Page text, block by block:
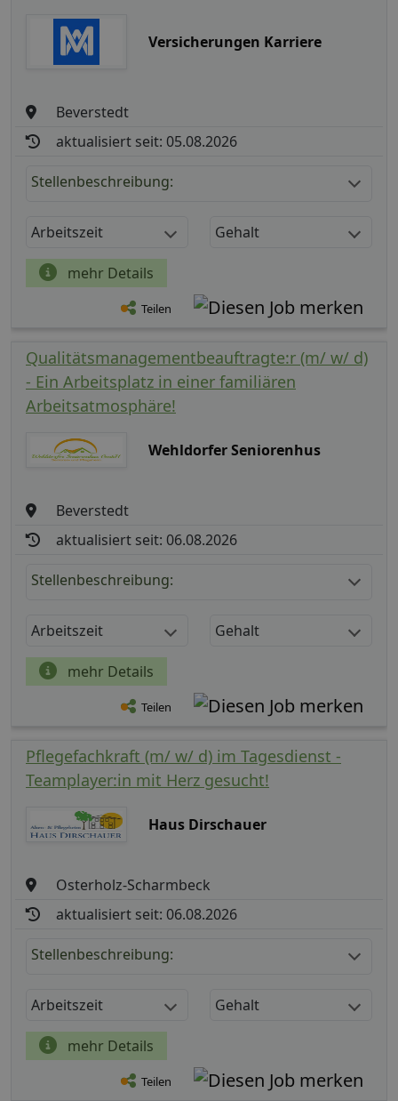
Versicherungen Karriere
Beverstedt
aktualisiert seit: 05.08.2026
Stellenbeschreibung:
Arbeitszeit Gehalt
mehr Details
Teilen
Qualitätsmanagementbeauftragte:r (m/ w/ d)
- Ein Arbeitsplatz in einer familiären
Arbeitsatmosphäre!
Wehldorfer Seniorenhus
Beverstedt
aktualisiert seit: 06.08.2026
Stellenbeschreibung:
Arbeitszeit Gehalt
mehr Details
Teilen
Pflegefachkraft (m/ w/ d) im Tagesdienst -
Teamplayer:in mit Herz gesucht!
Haus Dirschauer
Osterholz-Scharmbeck
aktualisiert seit: 06.08.2026
Stellenbeschreibung:
Arbeitszeit Gehalt
mehr Details
Teilen